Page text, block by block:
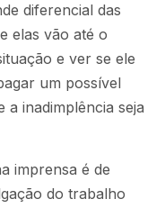
diferencial das
elas vão até o
e ver se ele
um possível
inadimplência seja
imprensa é de
do trabalho